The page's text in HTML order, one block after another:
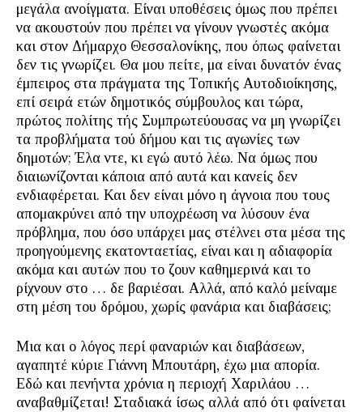
μεγάλα ανοίγματα. Είναι υποθέσεις όμως που πρέπει
να ακουστούν που πρέπει να γίνουν γνωστές ακόμα
και στον Δήμαρχο Θεσσαλονίκης, που όπως φαίνεται
δεν τις γνωρίζει. Θα μου πείτε, μα είναι δυνατόν ένας
έμπειρος στα πράγματα της Τοπικής Αυτοδιοίκησης,
επί σειρά ετών δημοτικός σύμβουλος και τώρα,
πρώτος πολίτης τής Συμπρωτεύουσας να μη γνωρίζει
τα προβλήματα τού δήμου και τις αγωνίες των
δημοτών; Έλα ντε, κι εγώ αυτό λέω. Να όμως που
διαιωνίζονται κάποια από αυτά και κανείς δεν
ενδιαφέρεται. Και δεν είναι μόνο η άγνοια που τους
απομακρύνει από την υποχρέωση να λύσουν ένα
πρόβλημα, που όσο υπάρχει μας στέλνει στα μέσα της
προηγούμενης εκατονταετίας, είναι και η αδιαφορία
ακόμα και αυτών που το ζουν καθημερινά και το
ρίχνουν στο … δε βαριέσαι. Αλλά, από καλό μείναμε
στη μέση του δρόμου, χωρίς φανάρια και διαβάσεις;
Μια και ο λόγος περί φαναριών και διαβάσεων,
αγαπητέ κύριε Γιάννη Μπουτάρη, έχω μια απορία.
Εδώ και πενήντα χρόνια η περιοχή Χαριλάου …
αναβαθμίζεται! Σταδιακά ίσως αλλά από ότι φαίνεται